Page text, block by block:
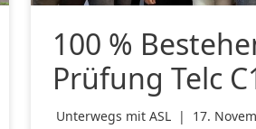
100 %
Prüfung Telc
Unterwegs mit ASL | 17.